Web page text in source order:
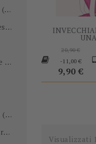
(13)
Modelli di business(57)
Natural LifeStyle
(4)
(26)
Salute e benessere
Prezzo
base
20,90 €
-11,00 €
9,90 €
Visualizzati